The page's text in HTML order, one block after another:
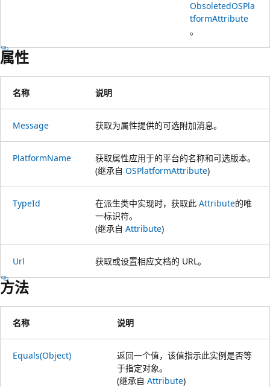
ObsoletedOSPla
tformAttribute
。
属性
名称 说明
Message 获取为属性提供的可选附加消息。
PlatformName
获取属性应用于的平台的名称和可选版本。
(继承自 OSPlatformAttribute)
TypeId 在派生类中实现时，获取此 Attribute的唯
一标识符。
(继承自 Attribute)
Url 获取或设置相应文档的 URL。
方法
名称 说明
Equals(Object)
返回一个值，该值指示此实例是否等
于指定对象。
(继承自 Attribute)